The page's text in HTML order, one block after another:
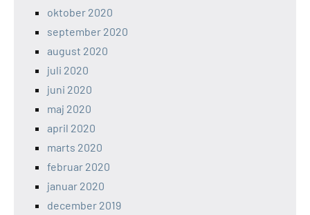
oktober 2020
september 2020
august 2020
juli 2020
juni 2020
maj 2020
april 2020
marts 2020
februar 2020
januar 2020
december 2019